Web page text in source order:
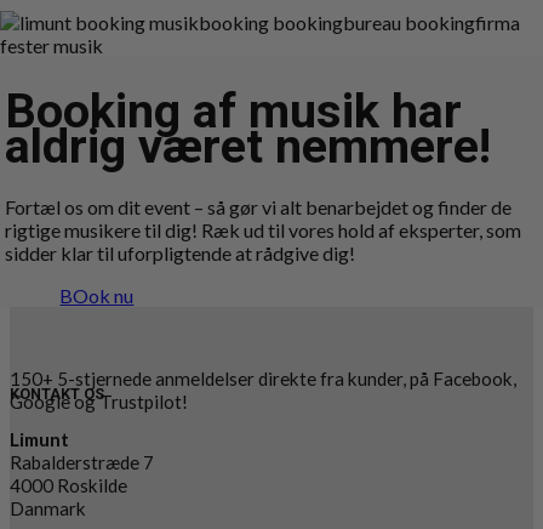
Booking af musik har
aldrig været nemmere!
Fortæl os om dit event – så gør vi alt benarbejdet og finder de
rigtige musikere til dig! Ræk ud til vores hold af eksperter, som
sidder klar til uforpligtende at rådgive dig!
BOok nu
150+ 5-stjernede anmeldelser direkte fra kunder, på Facebook,
Google og Trustpilot!
KONTAKT OS
Limunt
Rabalderstræde 7
4000 Roskilde
Danmark